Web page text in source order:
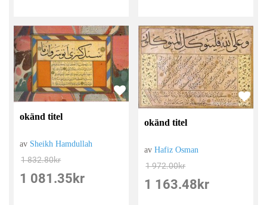
okänd titel
av Sheikh Hamdullah
1 832.80kr
1 081.35 kr
okänd titel
avHafiz Osman
1 972.00kr
1 163.48 kr